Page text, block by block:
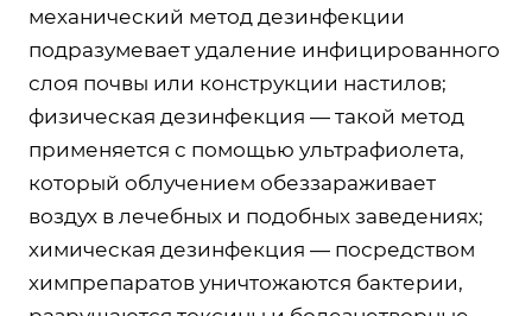
механический метод дезинфекции
подразумевает удаление инфицированного
слоя почвы или конструкции настилов;
физическая дезинфекция — такой метод
применяется с помощью ультрафиолета,
который облучением обеззараживает
воздух в лечебных и подобных заведениях;
химическая дезинфекция — посредством
химпрепаратов уничтожаются бактерии,